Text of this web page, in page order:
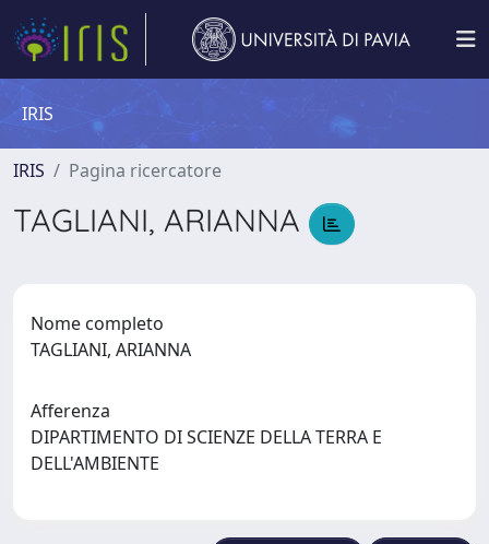
IRIS
IRIS Pagina ricercatore
TAGLIANI, ARIANNA
Nome completo
TAGLIANI, ARIANNA
Afferenza
DIPARTIMENTO DI SCIENZE DELLA TERRA E
DELL'AMBIENTE